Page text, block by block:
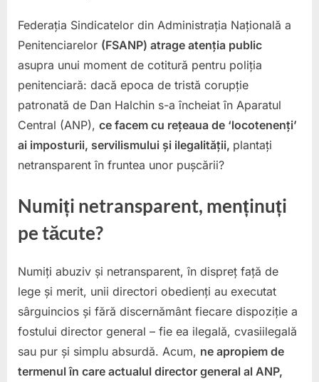
Federația Sindicatelor din Administrația Națională a
Penitenciarelor (FSANP) atrage atenția public
asupra unui moment de cotitură pentru poliția
penitenciară: dacă epoca de tristă corupție
patronată de Dan Halchin s-a încheiat în Aparatul
Central (ANP), ce facem cu rețeaua de ‘locotenenți’
ai imposturii, servilismului și ilegalității, plantați
netransparent în fruntea unor pușcării?
Numiți netransparent, menținuți
pe tăcute?
Numiți abuziv și netransparent, în dispreț față de
lege și merit, unii directori obedienți au executat
sârguincios și fără discernământ fiecare dispoziție a
fostului director general – fie ea ilegală, cvasiilegală
sau pur și simplu absurdă. Acum, ne apropiem de
termenul în care actualul director general al ANP,